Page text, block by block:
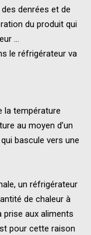
denrées et de
du produit qui
…
le réfrigérateur va
la température
au moyen d’un
bascule vers une
un réfrigérateur
de chaleur à
prise aux aliments
pour cette raison